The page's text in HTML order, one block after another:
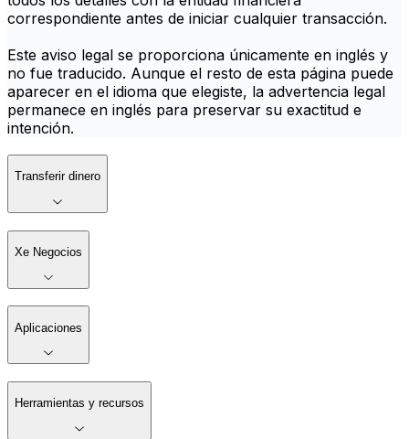
correspondiente antes de iniciar cualquier transacción.
Este aviso legal se proporciona únicamente en inglés y
no fue traducido. Aunque el resto de esta página puede
aparecer en el idioma que elegiste, la advertencia legal
permanece en inglés para preservar su exactitud e
intención.
Transferir dinero
Xe Negocios
Aplicaciones
Herramientas y recursos